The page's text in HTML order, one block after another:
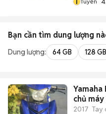
Bạn cần tìm dung lượng
Dung lượng: 64 GB 128 GB
Yamaha
chủ máy
2017 Tay